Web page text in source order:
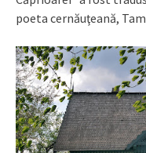
poeta cernăuţeană,